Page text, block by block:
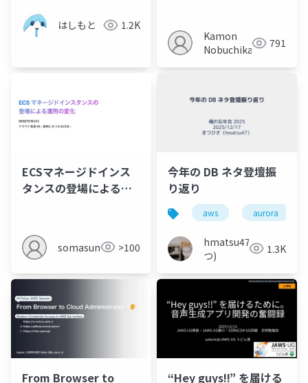
はしもと 1.2K
Solution Box で試せる
Langfuse導入
Kamon
Nobuchika
791
ECSマネージドインス
タンスの登場による運
somasun >100
今年の DB ネタ登壇振
り返り
aws aurora
hmatsu47(ま
つ)
1.3K
From Browser to “Hey guys!!” を届ける